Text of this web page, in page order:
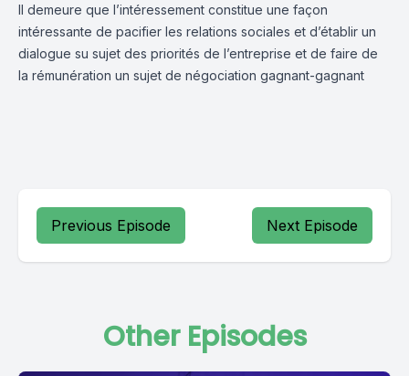
Il demeure que l’intéressement constitue une façon
intéressante de pacifier les relations sociales et d’établir un
dialogue su sujet des priorités de l’entreprise et de faire de
la rémunération un sujet de négociation gagnant-gagnant
Previous Episode Next Episode
Other Episodes